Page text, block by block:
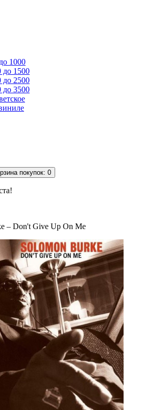
1000
до 1500
до 2500
до 3500
покупок: 0
– Don't Give Up On Me